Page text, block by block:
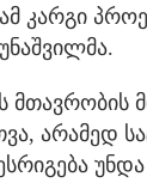
კარგი
მთავრობის
არამედ